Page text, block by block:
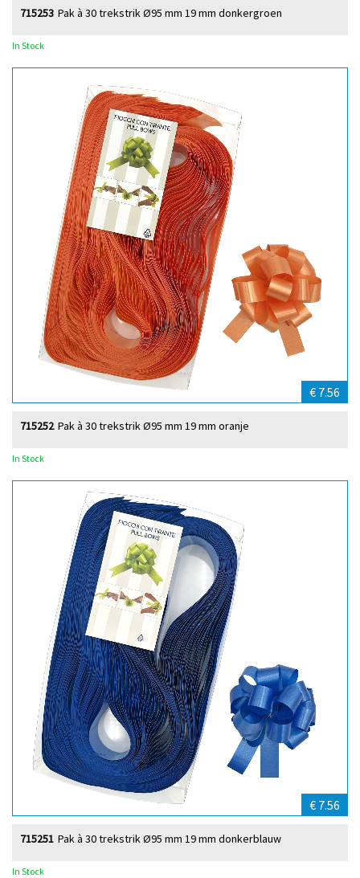
Pak à 30 trekstrik Ø95 mm 19 mm donkergroen
715253
In Stock
€ 7.56
Pak à 30 trekstrik Ø95 mm 19 mm oranje
715252
In Stock
€ 7.56
Pak à 30 trekstrik Ø95 mm 19 mm donkerblauw
715251
In Stock